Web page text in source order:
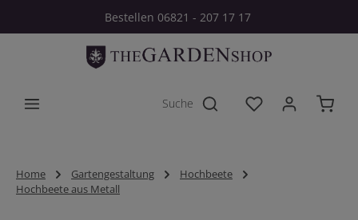
Zum Hauptinhalt springenBestellen 06821 - 207 17 17
Du hast 0
Home Gartengestaltung
Hochbeete
Hochbeete aus Metall